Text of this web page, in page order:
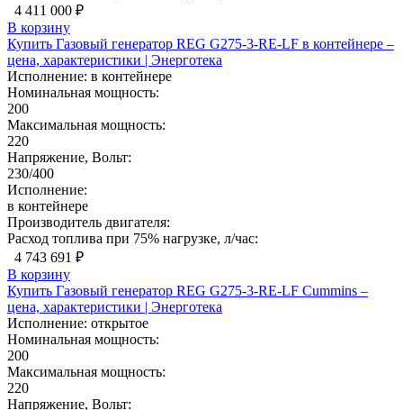
4 411 000 ₽
В корзину
Купить Газовый генератор REG G275-3-RE-LF в контейнере –
цена, характеристики | Энерготека
Исполнение: в контейнере
Номинальная мощность:
200
Максимальная мощность:
220
Напряжение, Вольт:
230/400
Исполнение:
в контейнере
Производитель двигателя:
Расход топлива при 75% нагрузке, л/час:
4 743 691 ₽
В корзину
Купить Газовый генератор REG G275-3-RE-LF Cummins –
цена, характеристики | Энерготека
Исполнение: открытое
Номинальная мощность:
200
Максимальная мощность:
220
Напряжение, Вольт: